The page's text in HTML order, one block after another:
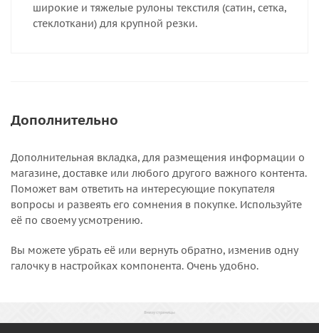
широкие и тяжелые рулоны текстиля (сатин, сетка,
стеклоткани) для крупной резки.
Дополнительно
Дополнительная вкладка, для размещения информации о
магазине, доставке или любого другого важного контента.
Поможет вам ответить на интересующие покупателя
вопросы и развеять его сомнения в покупке. Используйте
её по своему усмотрению.
Вы можете убрать её или вернуть обратно, изменив одну
галочку в настройках компонента. Очень удобно.